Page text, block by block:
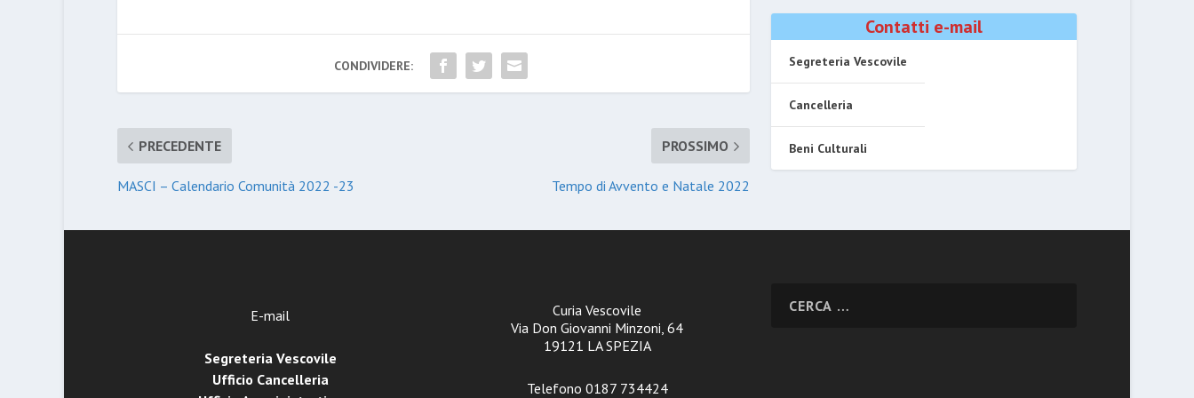
CONDIVIDERE:
PRECEDENTE
MASCI – Calendario Comunità 2022 -23
PROSSIMO
Tempo di Avvento e Natale 2022
Contatti e-mail
Segreteria Vescovile
Cancelleria
Beni Culturali
E-mail
Segreteria Vescovile
Ufficio Cancelleria
Curia Vescovile
Via Don Giovanni Minzoni, 64
19121 LA SPEZIA
Telefono 0187 734424